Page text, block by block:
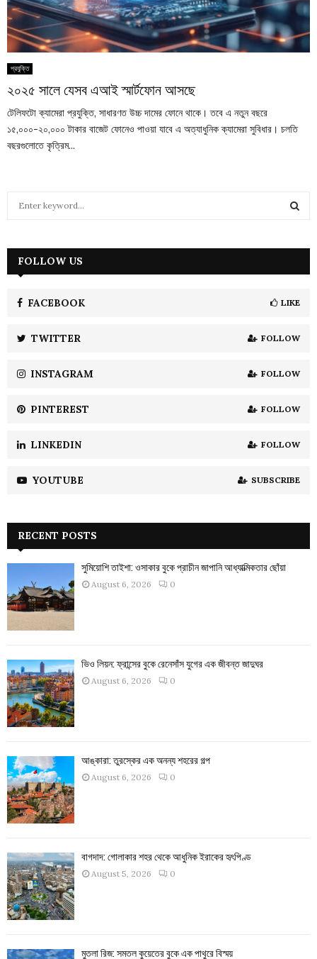
প্রযুক্তি
২০২৫ সালে যেসব এআই স্মার্টফোন আসছে
টেলিফটো ক্যামেরা প্রযুক্তি, সাধারণত উচ্চ দামের ফোনে থাকে। তবে এ নতুন বছরে
১৫,০০০-২০,০০০ টাকার বাজেট ফোনেও পাওয়া যাবে এ অত্যাধুনিক ক্যামেরা সুবিধার। চলতি
বছরগুলোতে কৃত্রিম...
h
H
FOLLOW US
FACEBOOK LIKE
TWITTER FOLLOW
INSTAGRAM FOLLOW
PINTEREST FOLLOW
LINKEDIN FOLLOW
YOUTUBE SUBSCRIBE
RECENT POSTS
সুমিয়োশি তাইশা: ওসাকার বুকে প্রাচীন জাপানি আধ্যাত্মিকতার ছোঁয়া
August 6, 2026 0
ভিও লিয়ন: ফ্রান্সের বুকে রেনেসাঁস যুগের এক জীবন্ত জাদুঘর
August 6, 2026 0
আঙ্কারা: তুরস্কের এক অনন্য শহরের গল্প
August 6, 2026 0
বাগদাদ: গোলাকার শহর থেকে আধুনিক ইরাকের হৃৎপিণ্ড
August 5, 2026 0
মুতলা রিজ: সমতল কুয়েতের বুকে এক পাথুরে বিস্ময়